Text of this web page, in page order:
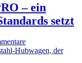
– ein
setzt